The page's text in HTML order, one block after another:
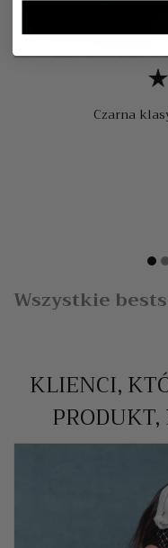
Czarna
Wszystkie
KLIENCI,